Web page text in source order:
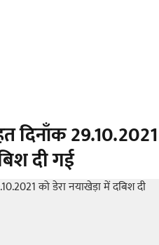
दिनाँक 29.10.2021
दी गई